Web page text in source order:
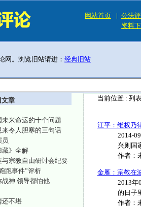
网站首页 | 公法
资料
网。浏览旧站请进： 经典旧站
文章
来命运的十个问题
令人胆寒的三句话
员
藏》全解
宗教自由研讨会纪要
跑事件”评析
神 领导都怕他
还不堪
当前位置 : 列
江平：维权乃
2014-
兴则国
作者：
金雁：宗教在
2013年
的日子
作者：